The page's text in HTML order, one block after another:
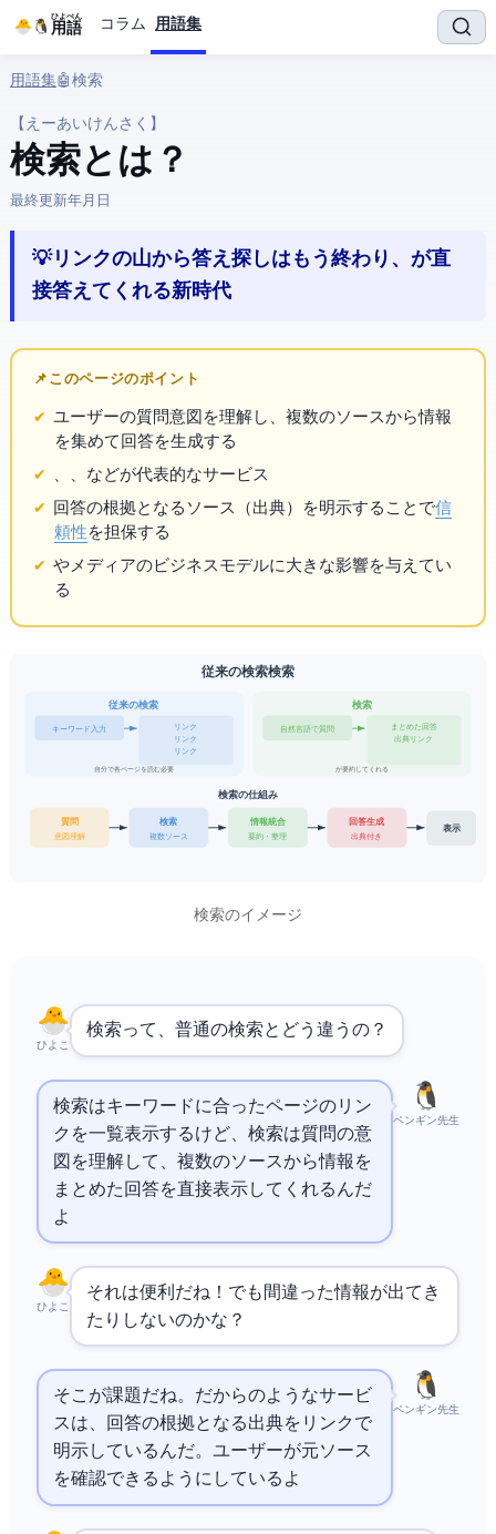
IT用語
ひよぺん コラム 用語集
用語集› 🤖 AI › AI検索
【えーあいけんさく】
AI検索 とは？
最終更新:2026年4月1日
💡 リンクの山から答え探しはもう終わり、AIが直
接答えてくれる新時代
📌 このページのポイント
ユーザーの質問意図を理解し、複数のWebソースから情報
を集めて回答を生成する
、
、Bing Copilotなどが代表的なサービス
回答の根拠となるソース（出典）を明示することで信
頼性を担保する
やWebメディアのビジネスモデルに大きな影響を与えてい
る
従来の検索 vs AI検索
従来の検索
キーワード入力
リンク1
リンク2
リンク3...
自分で各ページを読む必要
AI検索
自然言語で質問
まとめた回答
+ 出典リンク
AIが要約してくれる
AI検索の仕組み
質問
意図理解
Web検索
複数ソース
情報統合
要約・整理
回答生成
出典付き
表示
AI検索のイメージ
ひよこ
AI検索って、普通の検索とどう違うの？
ペンギン先生
検索はキーワードに合ったWebページのリン
クを一覧表示するけど、AI検索は質問の意
図を理解して、複数のソースから情報を
まとめた回答を直接表示してくれるんだ
よ
ひよこ
それは便利だね！でも間違った情報が出てき
たりしないのかな？
ペンギン先生
そこが課題だね。だからのようなサービ
スは、回答の根拠となる出典をリンクで
明示しているんだ。ユーザーが元ソース
を確認できるようにしているよ